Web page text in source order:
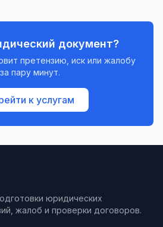
документ?
претензию, иск или жалобу
за пару минут.
к услугам
юридических
жалоб и проверки договоров.